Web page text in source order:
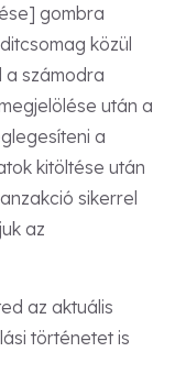
gombra
közül
a számodra
után a
a
kitöltése után
sikerrel
az
az aktuális
történetet is